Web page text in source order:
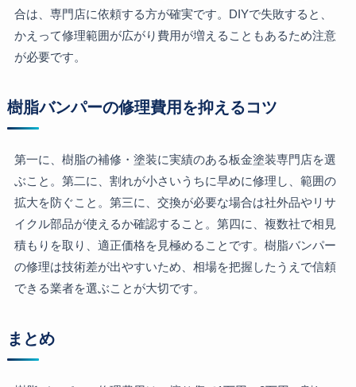
合は、専門店に依頼する方が確実です。DIYで失敗すると、
かえって修理範囲が広がり費用が増えることもあるため注意
が必要です。
樹脂バンパーの修理費用を抑えるコツ
第一に、樹脂の補修・塗装に実績のある板金塗装専門店を選
ぶこと。第二に、割れが小さいうちに早めに修理し、範囲の
拡大を防ぐこと。第三に、交換が必要な場合は社外品やリサ
イクル部品が使えるか確認すること。第四に、複数社で相見
積もりを取り、適正価格を見極めることです。樹脂バンパー
の修理は技術差が出やすいため、相場を把握したうえで信頼
できる業者を選ぶことが大切です。
まとめ